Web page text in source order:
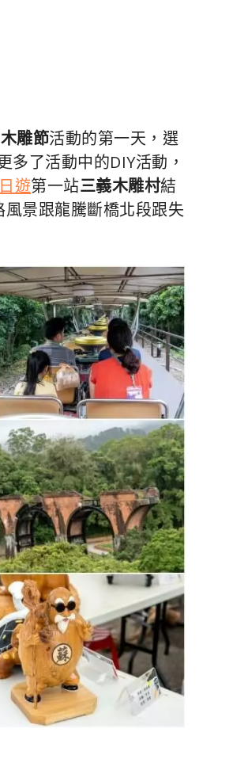
雕節活動的第一天，選
多了活動中的DIY活動，
遊第一站三義木雕村結
風景跟龍騰斷橋北段跟失